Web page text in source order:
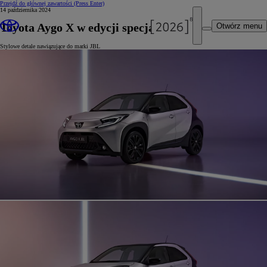
Przejdź do głównej zawartości (Press Enter)
Otwórz menu
14 października 2024
Toyota Aygo X w edycji specjalnej JBL
Stylowe detale nawiązujące do marki JBL